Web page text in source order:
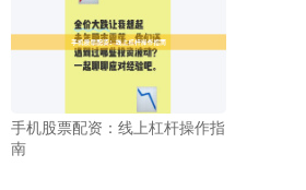
手机股票配资：线上杠杆操作指
南